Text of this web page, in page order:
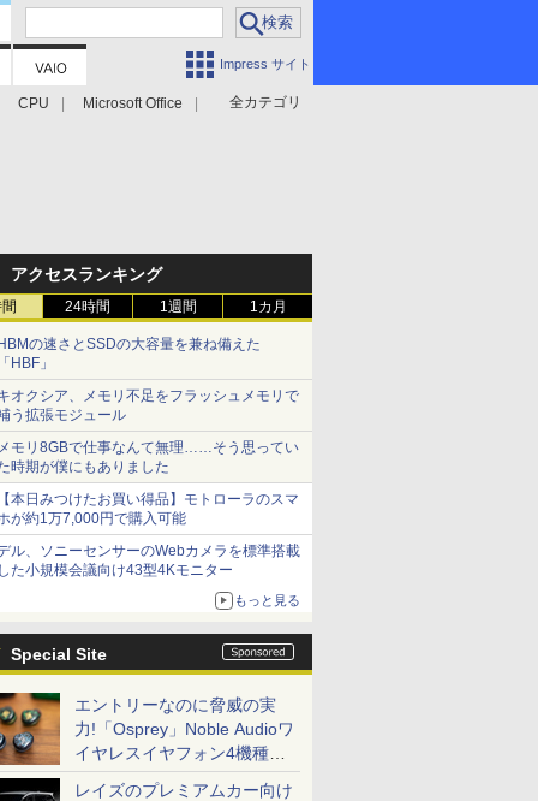
Impress サイト
全カテゴリ
CPU Microsoft Office
アクセスランキング
24時間 1週間 1カ月
の速さとSSDの大容量を兼ね備えた
HBF」
オクシア、メモリ不足をフラッシュメモリで
う拡張モジュール
モリ8GBで仕事なんて無理……そう思ってい
時期が僕にもありました
本日みつけたお買い得品】モトローラのスマ
が約1万7,000円で購入可能
ル、ソニーセンサーのWebカメラを標準搭載
た小規模会議向け43型4Kモニター
もっと見る
Special Site
エントリーなのに脅威の実
力!「Osprey」Noble Audioワ
イヤレスイヤフォン4機種を
一気に聴く
レイズのプレミアムカー向け